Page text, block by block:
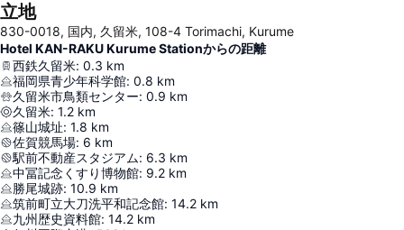
立地
830-0018, 国内, 久留米, 108-4 Torimachi, Kurume
Hotel KAN-RAKU Kurume Stationからの距離
西鉄久留米: 0.3 km
福岡県青少年科学館: 0.8 km
久留米市鳥類センター: 0.9 km
久留米: 1.2 km
篠山城址: 1.8 km
佐賀競馬場: 6 km
駅前不動産スタジアム: 6.3 km
中冨記念くすり博物館: 9.2 km
勝尾城跡: 10.9 km
筑前町立大刀洗平和記念館: 14.2 km
九州歴史資料館: 14.2 km